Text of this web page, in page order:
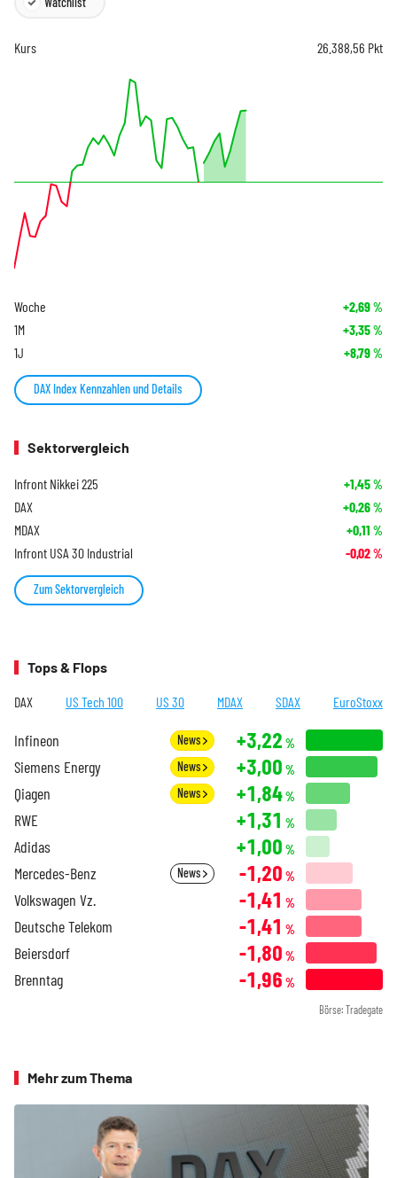
Kurs 26.388,56 Pkt
Woche +2,69%
1M +3,35%
1J +8,79%
DAX Index Kennzahlen und Details
Sektorvergleich
Infront Nikkei 225 +1,45%
DAX +0,26%
MDAX +0,11 %
Infront USA 30 Industrial -0,02%
Zum Sektorvergleich
Tops & Flops
DAX US Tech 100 US 30 MDAX SDAX EuroStoxx
Infineon News +3,22 %
Siemens Energy News +3,00 %
Qiagen News +1,84%
RWE +1,31 %
Adidas +1,00 %
Mercedes-Benz News -1,20 %
Volkswagen Vz. -1,41 %
Deutsche Telekom -1,41 %
Beiersdorf -1,80 %
Brenntag -1,96 %
Börse: Tradegate
Mehr zum Thema